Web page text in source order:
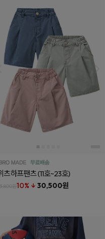
츠하프팬츠(11호~23호)
원10% ↓ 30,500원